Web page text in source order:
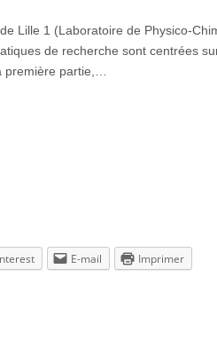
Lille 1 (Laboratoire de Physico-
de recherche sont centrées
première partie,…
E-mail Imprimer